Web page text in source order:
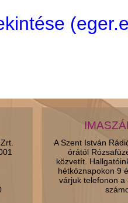
A Szent István
órától
közvetít.
hétköznapokon 9
várjuk telefonon